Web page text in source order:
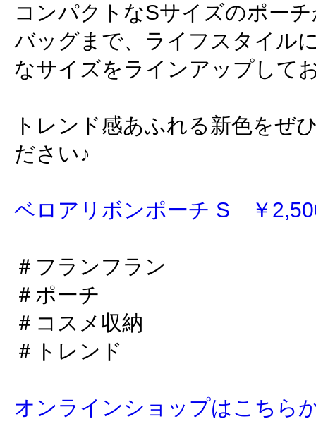
コンパクトなSサイズのポー
バッグまで、ライフスタイル
なサイズをラインアップして
トレンド感あふれる新色をぜ
ださい♪
ベロアリボンポーチ S ￥
＃フランフラン
＃ポーチ
＃コスメ収納
＃トレンド
オンラインショップはこちら